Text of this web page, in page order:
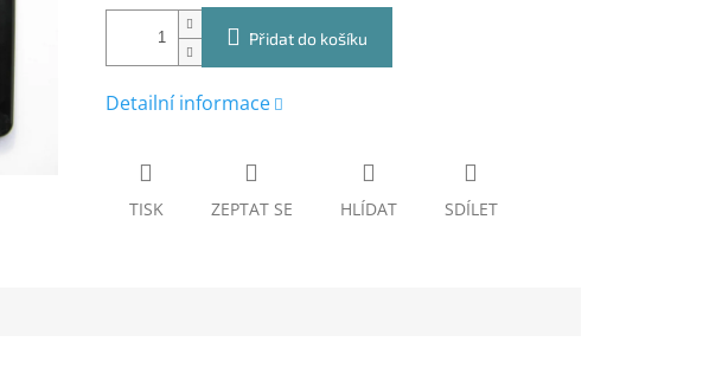
Přidat do košíku
Detailní informace
TISK ZEPTAT SE HLÍDAT SDÍLET